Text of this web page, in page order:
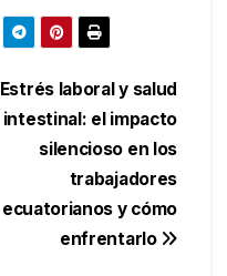
Estrés laboral y salud
intestinal: el impacto
silencioso en los
trabajadores
ecuatorianos y cómo
enfrentarlo